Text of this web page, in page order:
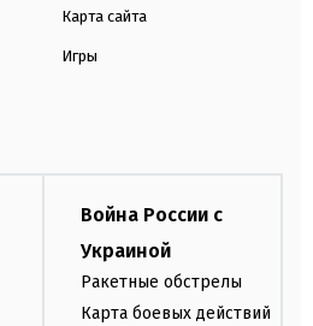
Карта сайта
Игры
Война России с
Украиной
Ракетные обстрелы
Карта боевых действий